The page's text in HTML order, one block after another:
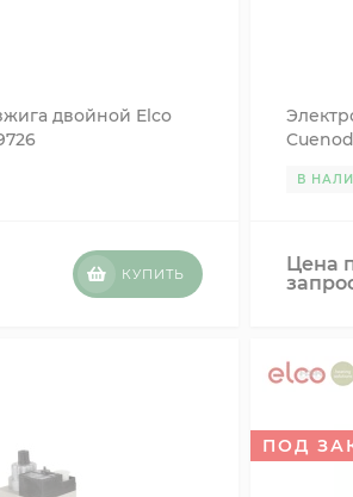
двойной Elco
КУПИТЬ
Cuenod
В
Цена
ПОД